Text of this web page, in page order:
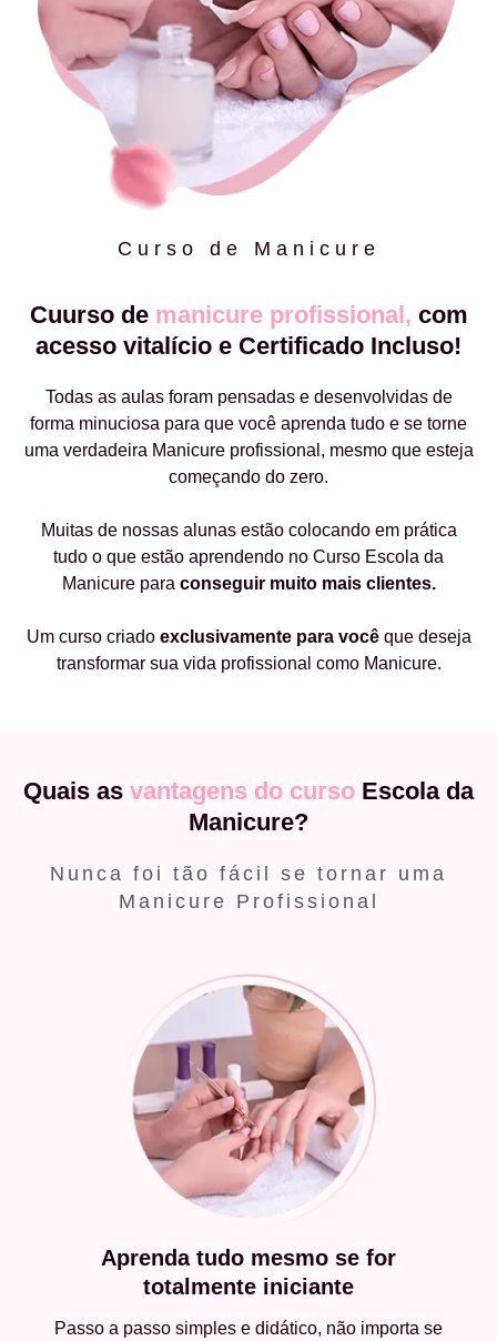
Curso de Manicure
Cuurso de manicure profissional, com
acesso vitalício e Certificado Incluso!
Todas as aulas foram pensadas e desenvolvidas de
forma minuciosa para que você aprenda tudo e se torne
uma verdadeira Manicure profissional, mesmo que esteja
começando do zero.
Muitas de nossas alunas estão colocando em prática
tudo o que estão aprendendo no Curso Escola da
Manicure para conseguir muito mais clientes.
Um curso criado exclusivamente para vocêque deseja
transformar sua vida profissional como Manicure.
Quais as vantagens do curso Escola da
Manicure?
Nunca foi tão fácil se tornar uma
Manicure Profissional
Aprenda tudo mesmo se for
totalmente iniciante
Passo a passo simples e didático, não importa se